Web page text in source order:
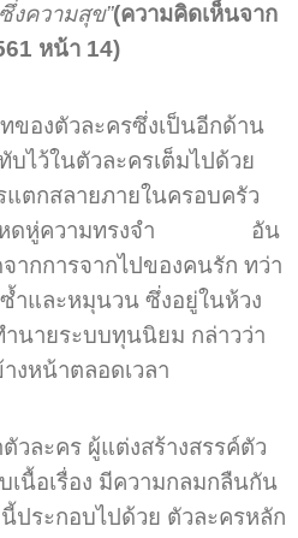
งความสุข”(ความคิดเห็นจาก
หน้า 14)
ของตัวละครซึ่งเป็นอีกด้าน
ไว้ในตัวละครเต็มไปด้วย
ตกสลายภายในครอบครัว
ามหดหู่ความทรงจำ อัน
ากการจากไปของคนรัก ทว่า
ำและหมุนวน ซึ่งอยู่ในห้วง
นายระบบทุนนิยม กล่าวว่า
งหน้าตลอดเวลา
คร ผู้แต่งสร้างสรรค์ตัว
เนื้อเรื่อง มีความกลมกลืนกัน
ประกอบไปด้วย ตัวละครหลัก